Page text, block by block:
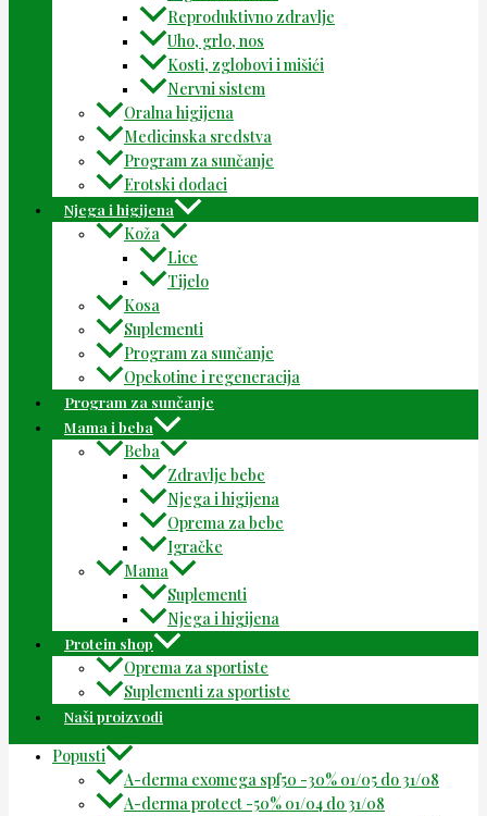
Reproduktivno zdravlje
Uho, grlo, nos
Kosti, zglobovi i mišići
Nervni sistem
Oralna higijena
Medicinska sredstva
Program za sunčanje
Erotski dodaci
Njega i higijena
Koža
Lice
Tijelo
Kosa
Suplementi
Program za sunčanje
Opekotine i regeneracija
Program za sunčanje
Mama i beba
Beba
Zdravlje bebe
Njega i higijena
Oprema za bebe
Igračke
Mama
Suplementi
Njega i higijena
Protein shop
Oprema za sportiste
Suplementi za sportiste
Naši proizvodi
Popusti
A-derma exomega spf50 -30% 01/05 do 31/08
A-derma protect -50% 01/04 do 31/08